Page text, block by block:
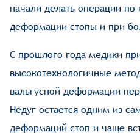
начали делать операции по
деформации стопы и при
С прошлого года медики
высокотехнологичные
вальгусной деформации
Недуг остается одним из
деформаций стоп и чаще